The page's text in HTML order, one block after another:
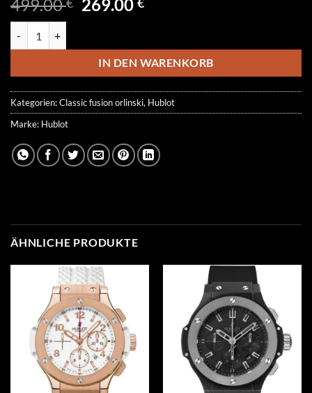
499.00
499.00 €
269.00
269.00 €.
IN DEN WARENKORB
Kategorien:Classic fusion orlinski, Hublot
Marke: Hublot
ÄHNLICHE PRODUKTE